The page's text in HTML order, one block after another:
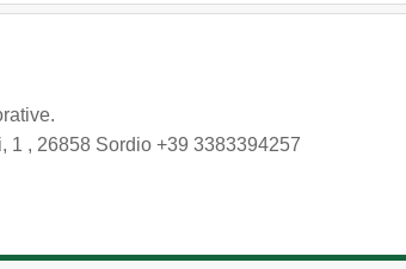
1 , 26858 Sordio +39 3383394257